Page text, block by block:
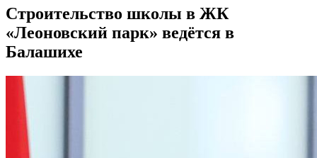
Строительство школы в ЖК
«Леоновский парк» ведётся в
Балашихе